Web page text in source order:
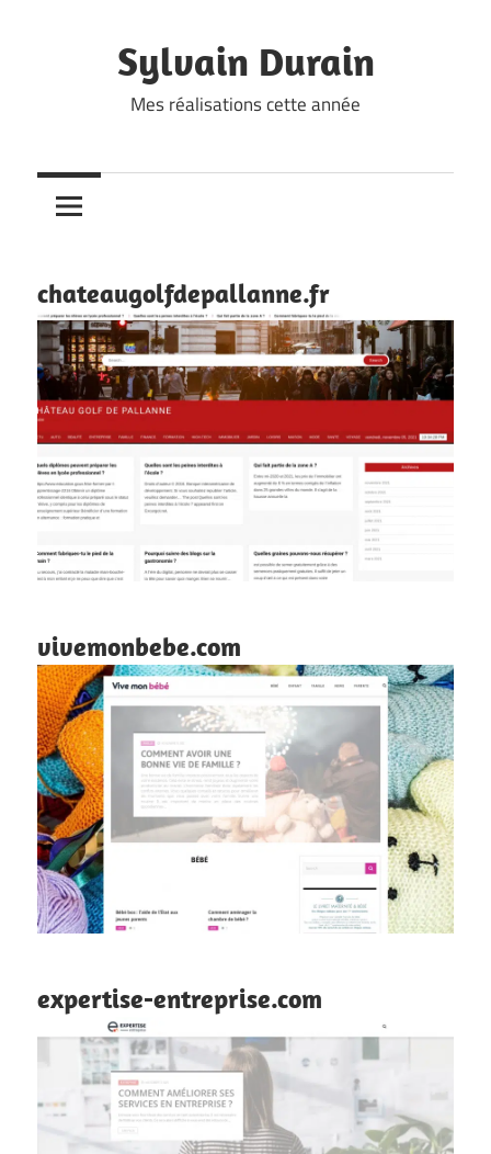
Sylvain Durain
Mes réalisations cette année
chateaugolfdepallanne.fr
vivemonbebe.com
expertise-entreprise.com